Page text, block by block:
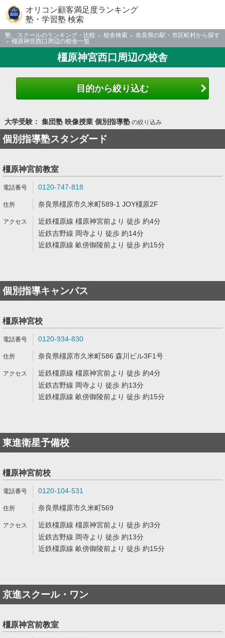
オリコン顧客満足度ランキング
塾・学習塾 検索
塾、スクールのランキング・比較 校舎検索
奈良県の駅・市区町村から探す
橿原神宮西口周辺の校舎一覧
橿原神宮西口周辺の校舎
目的から絞り込む
大学受験： 集団塾 映像授業 個別指導塾の絞り込み
個別指導塾スタンダード
橿原神宮前教室
0120-747-818
奈良県橿原市久米町589-1 JOY橿原2F
近鉄橿原線 橿原神宮前より 徒歩 約4分
近鉄吉野線 岡寺より 徒歩 約14分
近鉄橿原線 畝傍御陵前より 徒歩 約15分
個別指導キャンパス
橿原神宮校
0120-934-830
奈良県橿原市久米町586 森川ビル3F1号
近鉄橿原線 橿原神宮前より 徒歩 約4分
近鉄吉野線 岡寺より 徒歩 約13分
近鉄橿原線 畝傍御陵前より 徒歩 約15分
東進衛星予備校
橿原神宮前校
0120-104-531
奈良県橿原市久米町569
近鉄橿原線 橿原神宮前より 徒歩 約3分
近鉄吉野線 岡寺より 徒歩 約13分
近鉄橿原線 畝傍御陵前より 徒歩 約15分
京進スクール・ワン
橿原神宮前教室